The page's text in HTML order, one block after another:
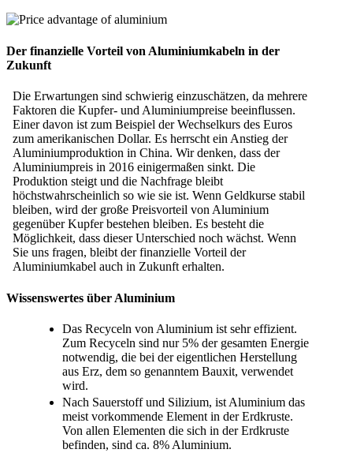
Der finanzielle Vorteil von Aluminiumkabeln in der
Zukunft
Die Erwartungen sind schwierig einzuschätzen, da mehrere
Faktoren die Kupfer- und Aluminiumpreise beeinflussen.
Einer davon ist zum Beispiel der Wechselkurs des Euros
zum amerikanischen Dollar. Es herrscht ein Anstieg der
Aluminiumproduktion in China. Wir denken, dass der
Aluminiumpreis in 2016 einigermaßen sinkt. Die
Produktion steigt und die Nachfrage bleibt
höchstwahrscheinlich so wie sie ist. Wenn Geldkurse stabil
bleiben, wird der große Preisvorteil von Aluminium
gegenüber Kupfer bestehen bleiben. Es besteht die
Möglichkeit, dass dieser Unterschied noch wächst. Wenn
Sie uns fragen, bleibt der finanzielle Vorteil der
Aluminiumkabel auch in Zukunft erhalten.
Wissenswertes über Aluminium
Das Recyceln von Aluminium ist sehr effizient.
Zum Recyceln sind nur 5% der gesamten Energie
notwendig, die bei der eigentlichen Herstellung
aus Erz, dem so genanntem Bauxit, verwendet
wird.
Nach Sauerstoff und Silizium, ist Aluminium das
meist vorkommende Element in der Erdkruste.
Von allen Elementen die sich in der Erdkruste
befinden, sind ca. 8% Aluminium.